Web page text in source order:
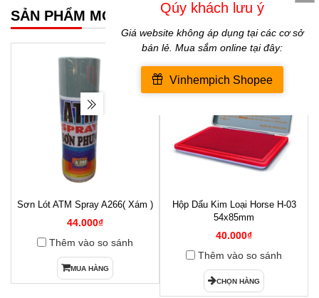
SẢN PHẨM MỚI NHẤT
Sơn Lót ATM Spray A266( Xám )
44.000₫
Thêm vào so sánh
MUA HÀNG
Hộp Dấu Kim Loại Horse H-03
54x85mm
40.000₫
Thêm vào so sánh
CHỌN HÀNG